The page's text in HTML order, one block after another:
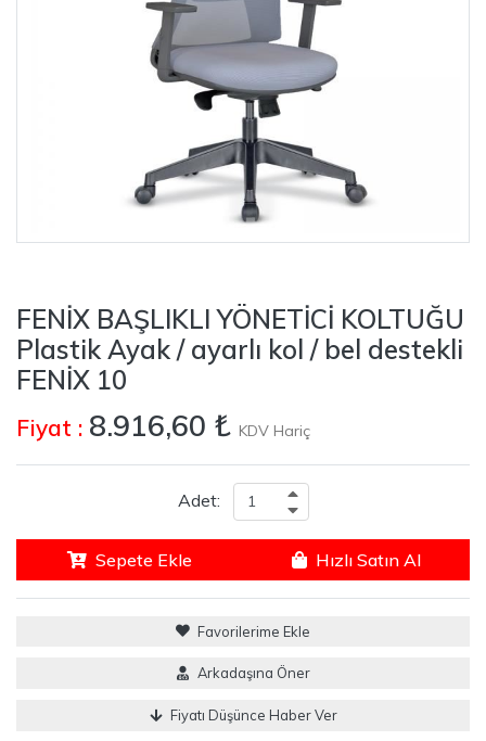
FENİX BAŞLIKLI YÖNETİCİ KOLTUĞU
Plastik Ayak / ayarlı kol / bel destekli
FENİX 10
Fiyat : 8.916,60 ₺ KDV Hariç
Adet:
Sepete Ekle Hızlı Satın Al
Favorilerime Ekle
Arkadaşına Öner
Fiyatı Düşünce Haber Ver